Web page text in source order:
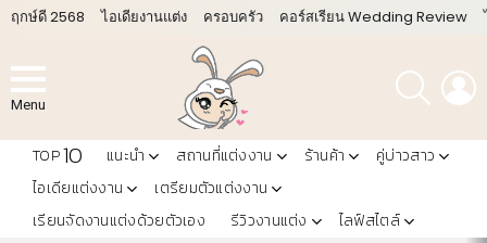
ฤกษ์ดี 2568 ไอเดียงานแต่ง ครอบครัว คอร์สเรียน Wedding Review
Menu
ค้นหา
TOP10 แนะนำ สถานที่แต่งงาน ร้านค้า
คู่บ่าวสาว
ไอเดียแต่งงาน
เตรียมตัวแต่งงาน
เรียนจัดงานแต่งด้วยตัวเอง
รีวิวงานแต่ง ไลฟ์สไตล์